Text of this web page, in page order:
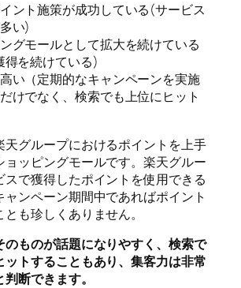
ント施策が成功している(サービス
い)
グモールとして拡大を続けている
得を続けている)
い（定期的なキャンペーンを実施
けでなく、検索でも上位にヒット
天グループにおけるポイントを上手
ョッピングモールです。楽天グルー
スで獲得したポイントを使用できる
ャンペーン期間中であればポイント
も珍しくありません。
のものが話題になりやすく、検索で
ットすることもあり、集客力は非常
断できます。